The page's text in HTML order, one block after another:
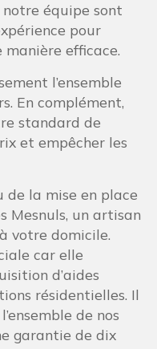
notre équipe sont
pour
efficace.
l’ensemble
En complément,
standard de
et empêcher les
de la mise en place
Mesnuls, un artisan
votre domicile.
car elle
d’aides
résidentielles. Il
de nos
garantie de dix